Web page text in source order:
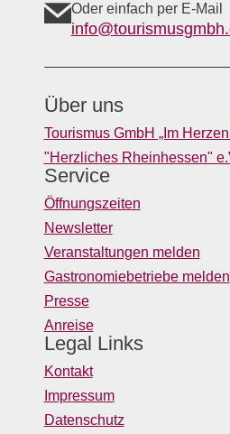
Oder einfach per E-Mail
Über uns
Tourismus GmbH „Im
"Herzliches Rheinhessen"
Service
Öffnungszeiten
Newsletter
Veranstaltungen melden
Gastronomiebetriebe melden
Presse
Anreise
Legal Links
Kontakt
Impressum
Datenschutz